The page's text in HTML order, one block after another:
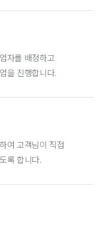
자를 배정하고
을 진행합니다.
여 고객님이 직접
록 합니다.